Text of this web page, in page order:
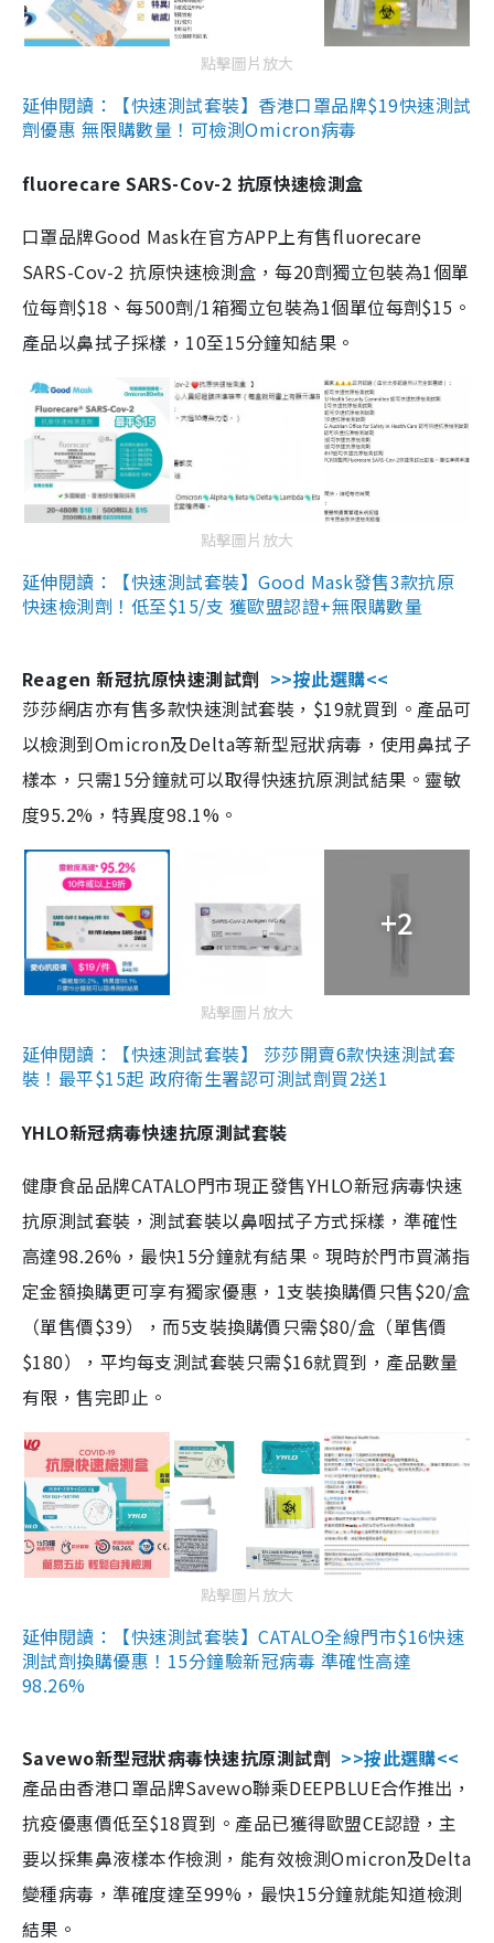
點擊圖片放大
延伸閱讀：【快速測試套裝】香港口罩品牌$19快速測試
劑優惠 無限購數量！可檢測Omicron病毒
fluorecare SARS-Cov-2 抗原快速檢測盒
口罩品牌Good Mask在官方APP上有售fluorecare
SARS-Cov-2 抗原快速檢測盒，每20劑獨立包裝為1個單
位每劑$18、每500劑/1箱獨立包裝為1個單位每劑$15。
產品以鼻拭子採樣，10至15分鐘知結果。
點擊圖片放大
延伸閱讀：【快速測試套裝】Good Mask發售3款抗原
快速檢測劑！低至$15/支 獲歐盟認證+無限購數量
Reagen 新冠抗原快速測試劑 >>按此選購<<
莎莎網店亦有售多款快速測試套裝，$19就買到。產品可
以檢測到Omicron及Delta等新型冠狀病毒，使用鼻拭子
樣本，只需15分鐘就可以取得快速抗原測試結果。靈敏
度95.2%，特異度98.1%。
+2
點擊圖片放大
延伸閱讀：【快速測試套裝】 莎莎開賣6款快速測試套
裝！最平$15起 政府衛生署認可測試劑買2送1
YHLO新冠病毒快速抗原測試套裝
健康食品品牌CATALO門市現正發售YHLO新冠病毒快速
抗原測試套裝，測試套裝以鼻咽拭子方式採樣，準確性
高達98.26%，最快15分鐘就有結果。現時於門市買滿指
定金額換購更可享有獨家優惠，1支裝換購價只售$20/盒
（單售價$39），而5支裝換購價只需$80/盒（單售價
$180），平均每支測試套裝只需$16就買到，產品數量
有限，售完即止。
點擊圖片放大
延伸閱讀：【快速測試套裝】CATALO全線門市$16快速
測試劑換購優惠！15分鐘驗新冠病毒 準確性高達
98.26%
Savewo新型冠狀病毒快速抗原測試劑 >>按此選購<<
產品由香港口罩品牌Savewo聯乘DEEPBLUE合作推出，
抗疫優惠價低至$18買到。產品已獲得歐盟CE認證，主
要以採集鼻液樣本作檢測，能有效檢測Omicron及Delta
變種病毒，準確度達至99%，最快15分鐘就能知道檢測
結果。